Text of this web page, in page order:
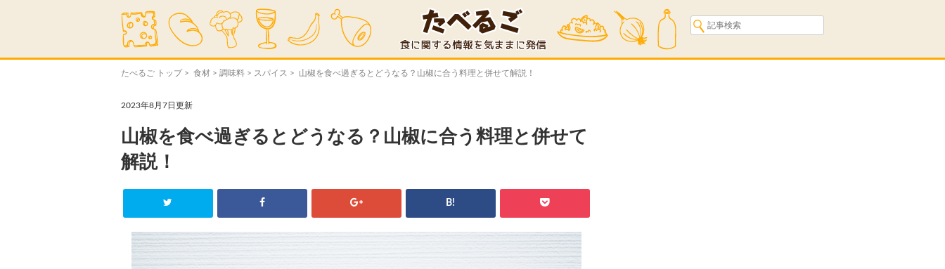
たべるご トップ> 食材 > 調味料 > スパイス > 山椒を食べ過ぎるとどうなる？山椒に合う料理と併せて解説！
2023年8月7日更新
山椒を食べ過ぎるとどうなる？山椒に合う料理と併せて
解説！
B!